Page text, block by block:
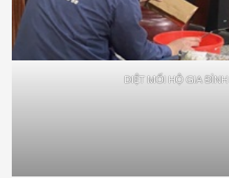
DIỆT MỐI HỘ GIA ĐÌNH